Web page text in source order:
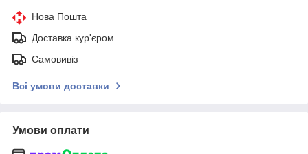
Нова Пошта
Доставка кур'єром
Самовивіз
Всі умови доставки
Умови оплати